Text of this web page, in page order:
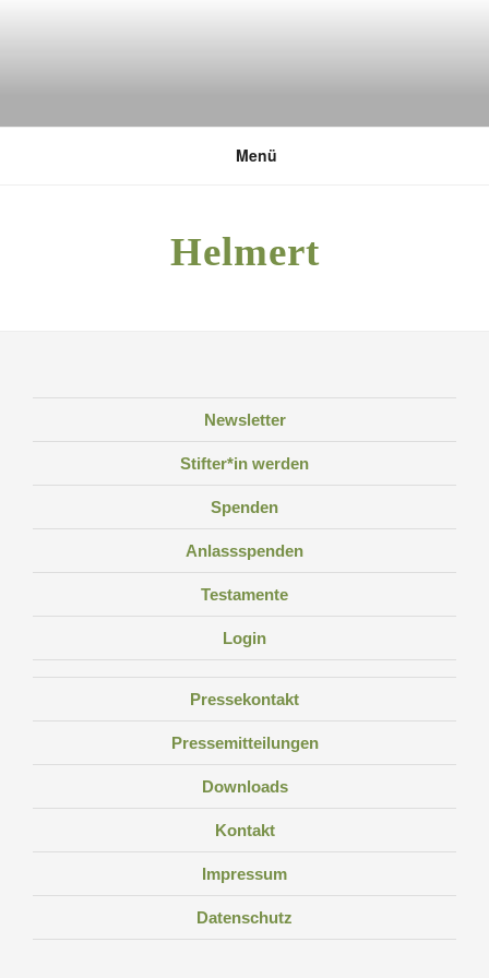
DEUTSCHE UMWELTSTIFTUNG
Menü
Helmert
Newsletter
Stifter*in werden
Spenden
Anlassspenden
Testamente
Login
Pressekontakt
Pressemitteilungen
Downloads
Kontakt
Impressum
Datenschutz